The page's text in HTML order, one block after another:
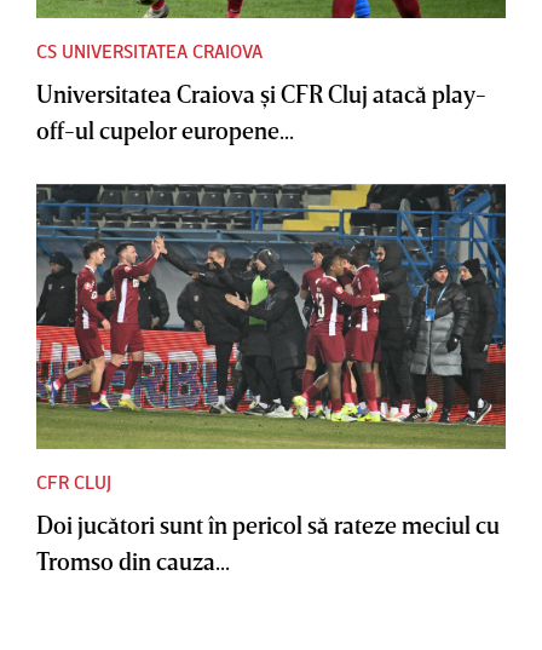
CS UNIVERSITATEA CRAIOVA
Universitatea Craiova şi CFR Cluj atacă play-
off-ul cupelor europene...
CFR CLUJ
Doi jucători sunt în pericol să rateze meciul cu
Tromso din cauza...